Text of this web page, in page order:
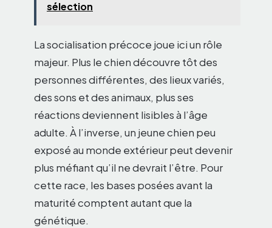
sélection
La socialisation précoce joue ici un rôle
majeur. Plus le chien découvre tôt des
personnes différentes, des lieux variés,
des sons et des animaux, plus ses
réactions deviennent lisibles à l’âge
adulte. À l’inverse, un jeune chien peu
exposé au monde extérieur peut devenir
plus méfiant qu’il ne devrait l’être. Pour
cette race, les bases posées avant la
maturité comptent autant que la
génétique.